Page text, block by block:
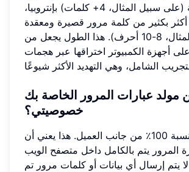
المرور الطويلة (على سبيل المثال، 4+ كلمات) بإنتروبيا،
أكثر بكثير من كلمة مرور قصيرة ومعقدة
(على سبيل المثال، 8-10 أحرف). هذا الطول يجعل من
أجهزة الكمبيوتر اختراقها عبر هجمات
عبارات المرور الخاصة بك
خصوصيتي؟
تعمل أداتنا بنسبة 100٪ من جانب العميل. هذا يعني أن
المرور يتم بالكامل داخل متصفح الويب
يتم إرسال أي بيانات أو كلمات مرور تم